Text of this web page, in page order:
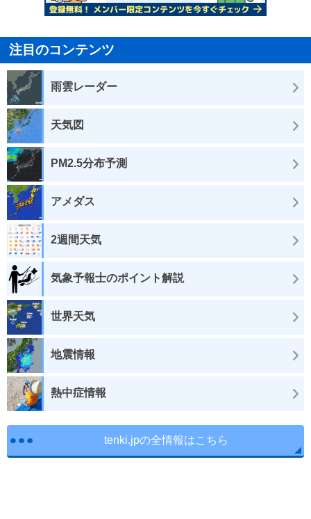
注目のコンテンツ
雨雲レーダー
天気図
PM2.5分布予測
アメダス
2週間天気
気象予報士のポイント解説
世界天気
地震情報
熱中症情報
tenki.jpの全情報はこちら